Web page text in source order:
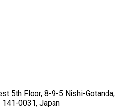
5th Floor, 8-9-5 Nishi-Gotanda,
141-0031, Japan